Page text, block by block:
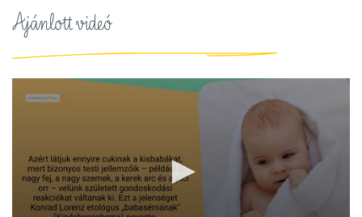
Ajánlott videó